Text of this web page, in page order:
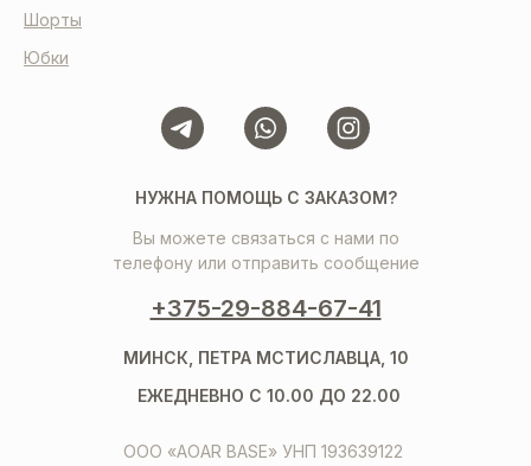
НУЖНА ПОМОЩЬ С ЗАКАЗОМ?
Вы можете связаться с нами по
телефону или отправить сообщение
+375-29-884-67-41
ООО «AOAR BASE» УНП 193639122
МИНСК, ПЕТРА МСТИСЛАВЦА, 10
ЕЖЕДНЕВНО С 10.00 ДО 22.00
Шорты
Юбки